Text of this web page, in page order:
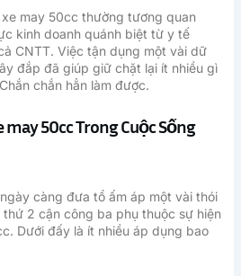
may 50cc thường tương quan
kinh doanh quánh biệt từ y tế
CNTT. Việc tận dụng một vài dữ
đắp đã giúp giữ chặt lại ít nhiều gì
chắn hẳn làm được.
50cc Trong Cuộc Sống
càng đưa tổ ấm áp một vài thói
2 cận công ba phụ thuộc sự hiện
Dưới đấy là ít nhiều áp dụng bao